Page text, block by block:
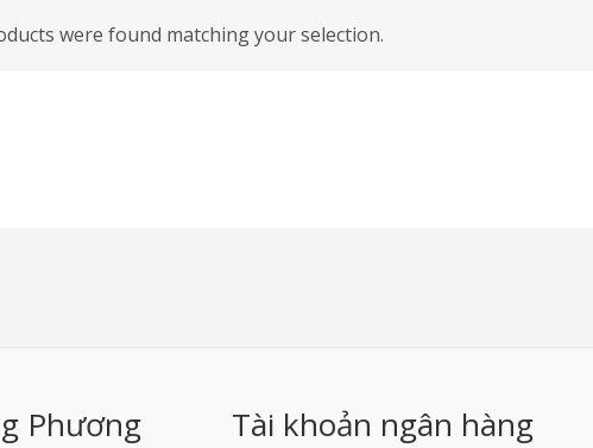
were found matching your selection.
Phương
Tài khoản ngân hàng